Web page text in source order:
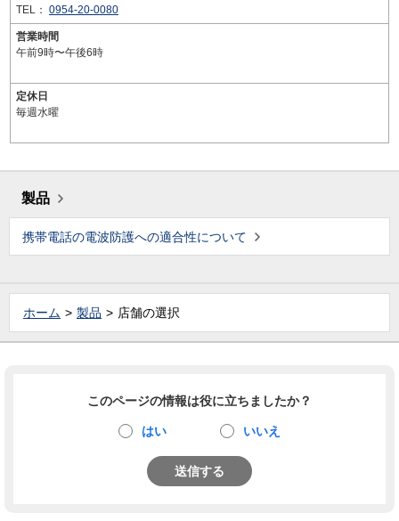
TEL： 0954-20-0080
営業時間
午前9時〜午後6時
定休日
毎週水曜
製品
携帯電話の電波防護への適合性について
ホーム 製品 店舗の選択
このページの情報は役に立ちましたか？
はい いいえ
送信する